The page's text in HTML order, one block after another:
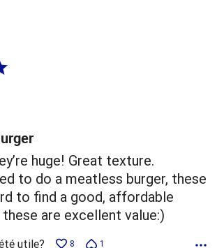
huge! Great texture.
to do a meatless burger, these
to find a good, affordable
are excellent value:)
utile? 8 1